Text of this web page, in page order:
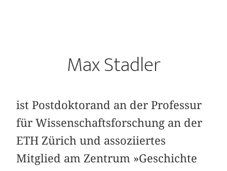
Max Stadler
ist Postdoktorand an der Professur
für Wissenschaftsforschung an der
ETH Zürich und assoziiertes
Mitglied am Zentrum »Geschichte